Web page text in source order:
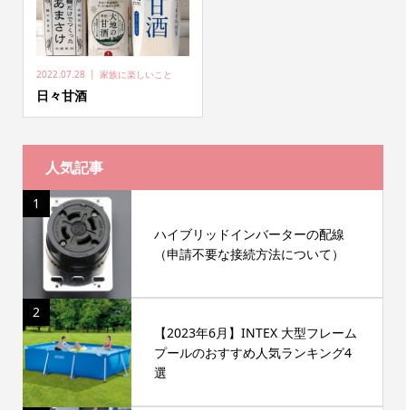
2022.07.28 家族に楽しいこと
日々甘酒
人気記事
1
ハイブリッドインバーターの配線
（申請不要な接続方法について）
2
【2023年6月】INTEX 大型フレーム
プールのおすすめ人気ランキング4
選